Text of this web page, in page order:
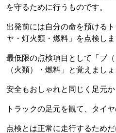
を守るために行うものです。
出発前には自分の命を預ける
ヤ・灯火類・燃料」を点検しま
最低限の点検項目として「ブ
（火類）・燃料」と覚えましょ
安全もおしゃれと同じく足元か
トラックの足元を観て、タイ
点検とは正常に走行するため